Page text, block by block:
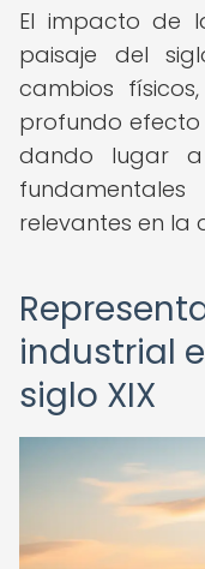
El impacto de
paisaje del
cambios
profundo
dando lugar
relevantes en la
industrial
siglo XIX